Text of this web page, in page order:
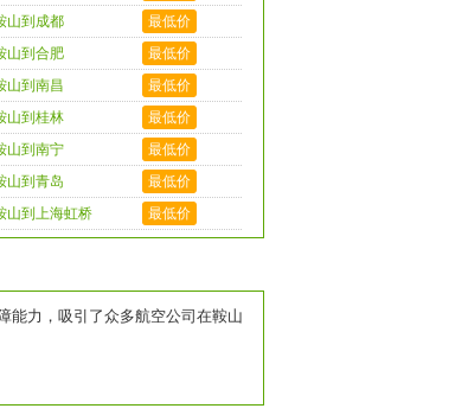
山到成都
最低价
山到合肥
最低价
山到南昌
最低价
山到桂林
最低价
山到南宁
最低价
山到青岛
最低价
山到上海虹桥 最低价
能力，吸引了众多航空公司在鞍山